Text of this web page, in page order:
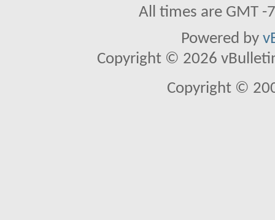
All times are GMT
Powered by
Copyright © 2026
Copyright ©